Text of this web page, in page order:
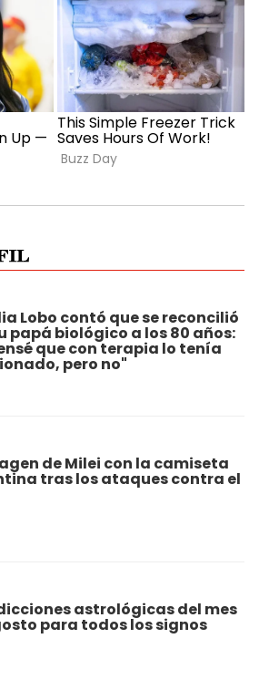
Lobo contó que se reconcilió
papá biológico a los 80 años:
que con terapia lo tenía
pero no"
de Milei con la camiseta
tras los ataques contra el
astrológicas del mes
para todos los signos